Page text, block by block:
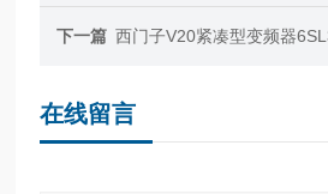
下一篇 西门子V20紧凑型变频器
在线留言